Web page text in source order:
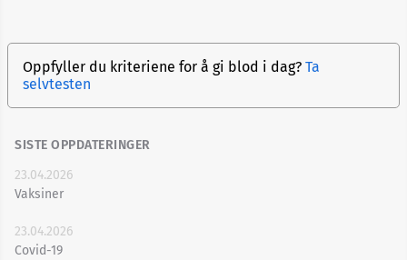
Oppfyller du kriteriene for å gi blod i dag? Ta
selvtesten
SISTE OPPDATERINGER
23.04.2026
Vaksiner
23.04.2026
Covid-19